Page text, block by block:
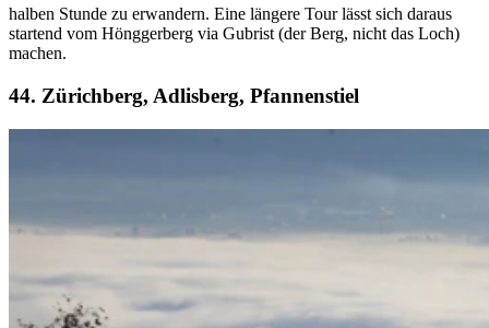
halben Stunde zu erwandern. Eine längere Tour lässt sich daraus
startend vom Hönggerberg via Gubrist (der Berg, nicht das Loch)
machen.
4. Zürichberg, Adlisberg, Pfannenstiel